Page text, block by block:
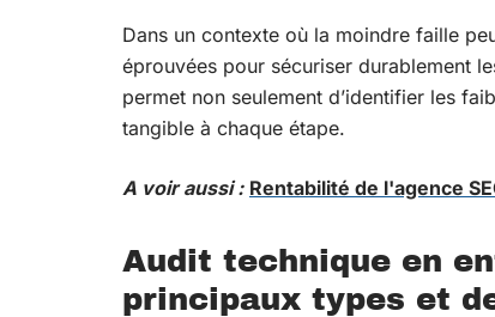
Dans un contexte où la moindre faille
éprouvées pour sécuriser durablement
permet non seulement d’identifier les
tangible à chaque étape.
A voir aussi : Rentabilité de l'agence
Audit technique en
principaux types et